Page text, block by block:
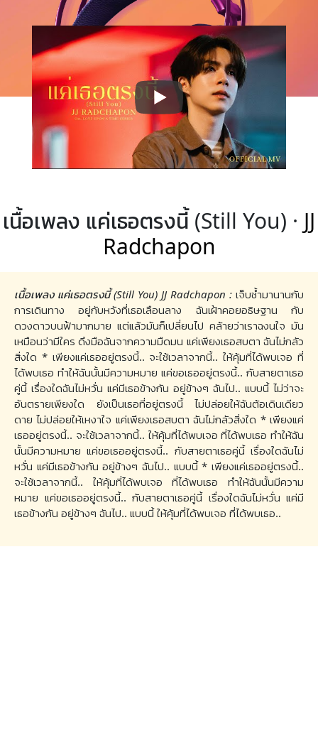
เนื้อเพลง แค่เธอตรงนี้ (Still You) · JJ
Radchapon
เนื้อเพลง แค่เธอตรงนี้ (Still You) JJ Radchapon : เจ็บช้ำมานานกับ
การเดินทาง อยู่กับหวังที่เธอเลือนลาง ฉันเฝ้าคอยอธิษฐาน กับ
ดวงดาวบนฟ้ามากมาย แต่แล้วมันก็เปลี่ยนไป คล้ายว่าเราฉงนใจ มัน
เหมือนว่ามีใคร ดึงมือฉันจากความมืดมน แค่เพียงเธอสบตา ฉันไม่กลัว
สิ่งใด * เพียงแค่เธออยู่ตรงนี้.. จะใช้เวลาจากนี้.. ให้คุ้มที่ได้พบเจอ ที่
ได้พบเธอ ทำให้ฉันนั้นมีความหมาย แค่ขอเธออยู่ตรงนี้.. กับสายตาเธอ
คู่นี้ เรื่องใดฉันไม่หวั่น แค่มีเธอข้างกัน อยู่ข้างๆ ฉันไป.. แบบนี้ ไม่ว่าจะ
อันตรายเพียงใด ยังเป็นเธอที่อยู่ตรงนี้ ไม่ปล่อยให้ฉันต้อเดินเดียว
ดาย ไม่ปล่อยให้เหงาใจ แค่เพียงเธอสบตา ฉันไม่กลัวสิ่งใด * เพียงแค่
เธออยู่ตรงนี้.. จะใช้เวลาจากนี้.. ให้คุ้มที่ได้พบเจอ ที่ได้พบเธอ ทำให้ฉัน
นั้นมีความหมาย แค่ขอเธออยู่ตรงนี้.. กับสายตาเธอคู่นี้ เรื่องใดฉันไม่
หวั่น แค่มีเธอข้างกัน อยู่ข้างๆ ฉันไป.. แบบนี้ * เพียงแค่เธออยู่ตรงนี้..
จะใช้เวลาจากนี้.. ให้คุ้มที่ได้พบเจอ ที่ได้พบเธอ ทำให้ฉันนั้นมีความ
หมาย แค่ขอเธออยู่ตรงนี้.. กับสายตาเธอคู่นี้ เรื่องใดฉันไม่หวั่น แค่มี
เธอข้างกัน อยู่ข้างๆ ฉันไป.. แบบนี้ ให้คุ้มที่ได้พบเจอ ที่ได้พบเธอ..